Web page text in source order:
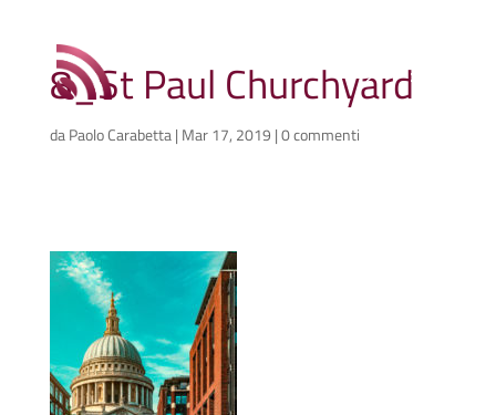
8_St Paul Churchyard
daPaolo Carabetta| Mar 17, 2019 |0 commenti